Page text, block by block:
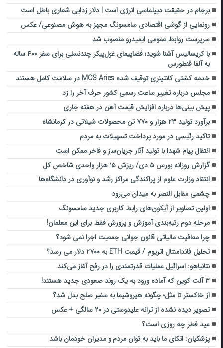
برجام در حقیقت دیپلماسی انرژی است | دلار زدایی شعاری باطل است
رونمایی از گوشی اقتصادی سامسونگ مجهز به هوش مصنوعی/ عکس
سرپرست روابط عمومی ایمیدرو منصوب شد
با کریسالیس آشنا شوید؛ فضاپیمای غول‌پیکر چندنسلی برای سفر ۴۰۰ ساله
به آلفا قنطورس
خدمه کشتی کانتینری توقیف شده MCS Aries در سلامت کامل هستند
مجلس درباره تغییر ساعت رسمی کشور حرف آخر را زد
پیش بینی‌ها درباره افزایش قیمت آهن در هفته جاری
برآورد تولید ۲۳ هزار و ۷۷۰ تن محصولات شیلاتی در کرمانشاه
تاکید رئیسی در مورد پرداخت تسهیلات به مردم
انتقال پیام شهدا با تولید آثار جریان‌ساز و فاخر ممکن است
گزارش روزانه بورس ۵ دی/ ریزش ۱۵ هزار واحدی شاخص کل
انتقاد وزارت علوم از پراکندگی مراکز رشد و نوآوری در دانشگاه‌ها
چشمی مقابل النصر به میدان می‌رود
اولین تصاویر از آیکون‌های رابط کاربری جدید سامسونگ
مرحله دوم رتبه‌بندی آموزش و پرورش فقط برای این معلمان!
چرا معافیت مالیاتی قانون جوانی جمعیت اجرا نمی شود؟
تحلیل فاندامنتال اتریوم / قیمت ETH به ۲۷۰۰ دلار می رسد؟
نتانیاهو: اسرائیل عملیات قدرتمندی را در رفح آغاز می‌کند
۳ آلت کوین که آماده ورود به یک روند صعودی جدید هستند!
از خاکستر تا مثل؛ چگونه هیروشیما به سفیر صلح بدل شد؟
تصویر دیده نشده از ترانه علیدوستی در ۲۰ سالگی + عکس
عید فطر چه روزی است؟
پزشکیان: اتکای ما باید به توان مردم و مدیران خودمان باشد